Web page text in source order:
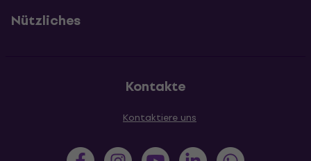
Nützliches
Kontakte
Kontaktiere uns